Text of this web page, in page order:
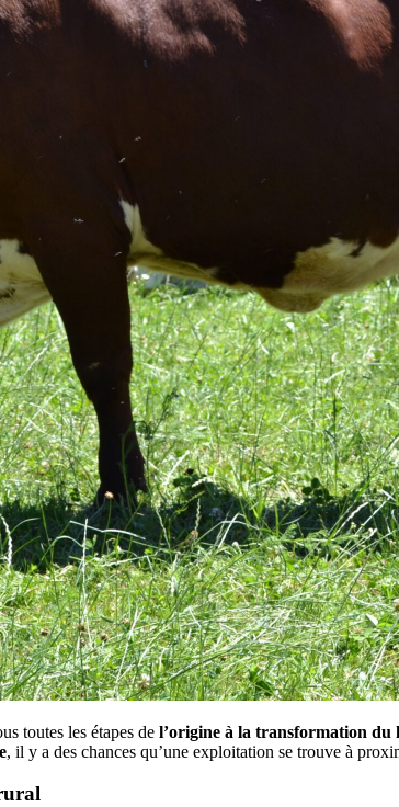
toutes les étapes de l’origine à la transformation du
, il y a des chances qu’une exploitation se trouve à